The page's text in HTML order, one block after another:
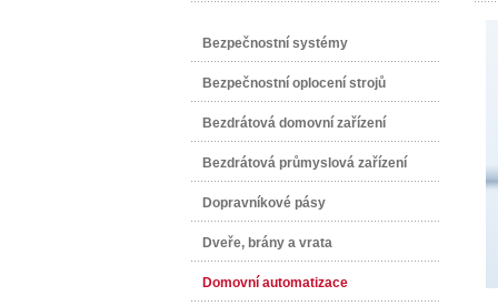
Bezpečnostní systémy
Bezpečnostní oplocení strojů
Bezdrátová domovní zařízení
Bezdrátová průmyslová zařízení
Dopravníkové pásy
Dveře, brány a vrata
Domovní automatizace